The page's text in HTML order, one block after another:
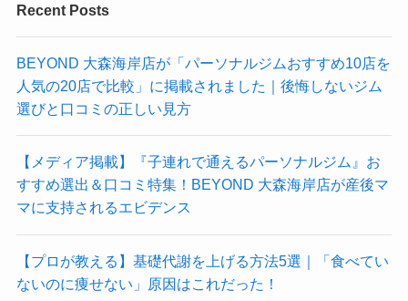
Recent Posts
BEYOND 大森海岸店が「パーソナルジムおすすめ10店を
人気の20店で比較」に掲載されました｜後悔しないジム
選びと口コミの正しい見方
【メディア掲載】『子連れで通えるパーソナルジム』お
すすめ選出＆口コミ特集！BEYOND 大森海岸店が産後マ
マに支持されるエビデンス
【プロが教える】基礎代謝を上げる方法5選｜「食べてい
ないのに痩せない」原因はこれだった！